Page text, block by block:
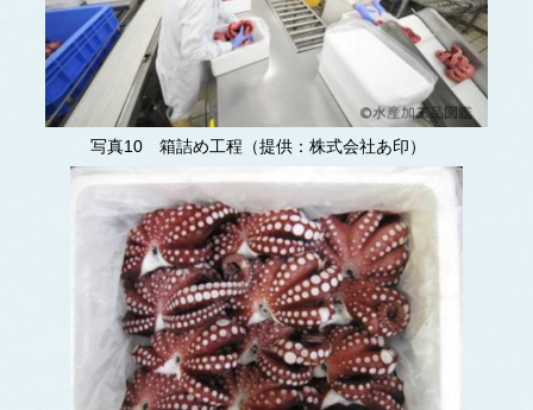
写真10 箱詰め工程（提供：株式会社あ印）